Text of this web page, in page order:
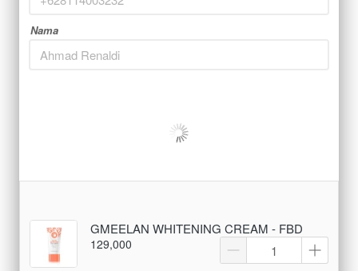
Nama
GMEELAN WHITENING CREAM - FBD
129,000